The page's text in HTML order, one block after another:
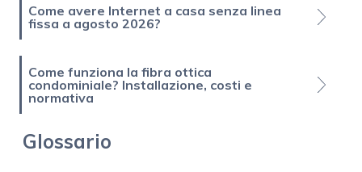
Come avere Internet a casa senza linea
fissa a agosto 2026?
Come funziona la fibra ottica
condominiale? Installazione, costi e
normativa
Glossario